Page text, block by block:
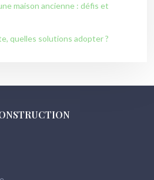
maison ancienne : défis et
quelles solutions adopter ?